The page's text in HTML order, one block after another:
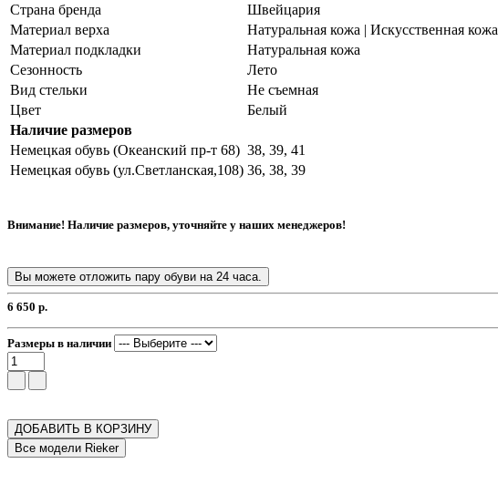
Страна бренда
Швейцария
Материал верха
Натуральная кожа | Искусственная кожа
Материал подкладки
Натуральная кожа
Сезонность
Лето
Вид стельки
Не съемная
Цвет
Белый
Наличие размеров
Немецкая обувь (Океанский пр-т 68) 38, 39, 41
Немецкая обувь (ул.Светланская,108) 36, 38, 39
Внимание! Наличие размеров, уточняйте у наших менеджеров!
Вы можете отложить пару обуви на 24 часа.
6 650 р.
Размеры в наличии
ДОБАВИТЬ В КОРЗИНУ